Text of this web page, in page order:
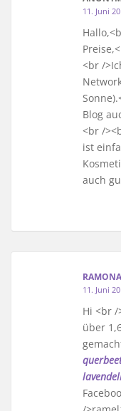
11. Juni
<br /
Blog
<br /
ist
auch
11. Juni
Hi <br
über